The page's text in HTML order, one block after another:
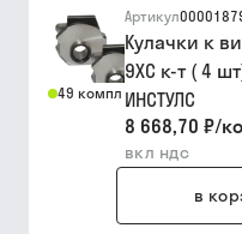
49 компл
Артикул
Кулачки к
9ХС к-т ( 4
ИНСТУЛС
8 668,70 ₽/
вкл ндс
в